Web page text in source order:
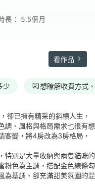
長：
5.5個月
看作品
少 想瞭解收費方式
卻已擁有精采的斜槓人生，
調、風格與格局需求也很有想
客變，將4房改為3房格局，
特別是大量收納與兩隻貓咪的
粉色為主調，搭配金色線條勾
為基調、卻充滿甜美氛圍的混